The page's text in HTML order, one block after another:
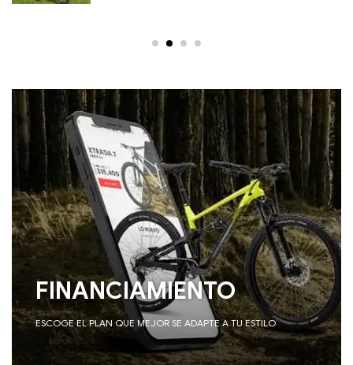
FINANCIAMIENTO
ESCOGE EL PLAN QUE MEJOR SE ADAPTE A TU ESTILO